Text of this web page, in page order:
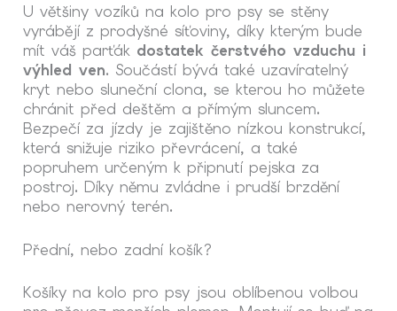
U většiny vozíků na kolo pro psy se stěny
vyrábějí z prodyšné síťoviny, díky kterým bude
mít váš parťák dostatek čerstvého vzduchu i
výhled ven. Součástí bývá také uzavíratelný
kryt nebo sluneční clona, se kterou ho můžete
chránit před deštěm a přímým sluncem.
Bezpečí za jízdy je zajištěno nízkou konstrukcí,
která snižuje riziko převrácení, a také
popruhem určeným k připnutí pejska za
postroj. Díky němu zvládne i prudší brzdění
nebo nerovný terén.
Přední, nebo zadní košík?
Košíky na kolo pro psy jsou oblíbenou volbou